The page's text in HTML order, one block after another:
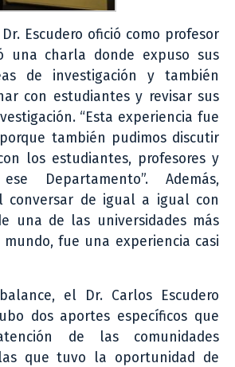
Escudero ofició como profesor
una charla donde expuso sus
de investigación y también
con estudiantes y revisar sus
“Esta experiencia fue
también pudimos discutir
los estudiantes, profesores y
Departamento”. Además,
conversar de igual a igual con
una de las universidades más
fue una experiencia casi
el Dr. Carlos Escudero
dos aportes específicos que
de las comunidades
que tuvo la oportunidad de